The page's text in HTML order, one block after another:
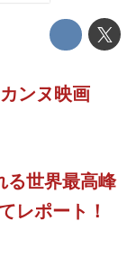
ンヌ映画
る世界最高峰
レポート！